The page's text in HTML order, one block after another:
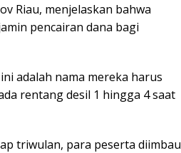
Riau, menjelaskan bahwa
pencairan dana bagi
adalah nama mereka harus
rentang desil 1 hingga 4 saat
triwulan, para peserta diimbau